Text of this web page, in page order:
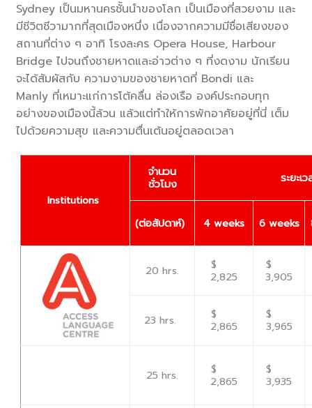
Sydney เป็นมหานครชั้นนำของโลก เป็นเมืองที่สวยงาม และ
มีชีวิตชีวามากที่สุดเมืองหนึ่ง เนื่องจากความมีชื่อเสียงของ
สถานที่ต่าง ๆ อาทิ โรงละคร Opera House, Harbour
Bridge ไปจนถึงชายหาดและอ่าวต่าง ๆ ที่งดงาม นักเรียน
จะได้สัมผัสกับ ความงามของชายหาดที่ Bondi และ
Manly ที่เหมาะแก่การโต้คลื่น ล่องเรือ องค์ประกอบทุก
อย่างของเมืองนี้ล้วน แล้วแต่ทำให้การพักอาศัยอยู่ที่นี่ เต็ม
ไปด้วยความสุข และความตื่นเต้นอยู่ตลอดเวลา
Institutions
จำนวน
ชั่วโมง
ระยะเ
(ต่อสัปดาห์) 4 weeks 6 weeks
20 hrs.
$
2,825
$
3,905
23 hrs.
$
2,865
$
3,965
25 hrs.
$
2,865
$
3,935